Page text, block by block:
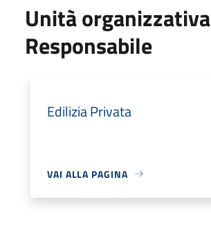
Unità organizzativa
Responsabile
Edilizia Privata
VAI ALLA PAGINA